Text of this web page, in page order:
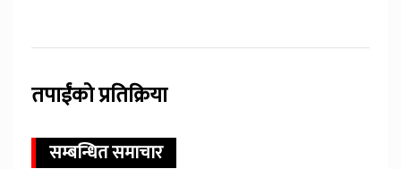
तपाईंको प्रतिक्रिया
सम्बन्धित समाचार